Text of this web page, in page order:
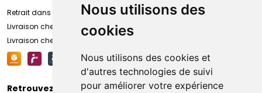
Nous utilisons des
cookies
Nous utilisons des cookies et
d'autres technologies de suivi
pour améliorer votre expérience
Retrait dans la pharmacie d’Amiens
Livraison chez vous
Livraison chez votre commerçant
Retrouvez-nous sur vos réseaux sociaux